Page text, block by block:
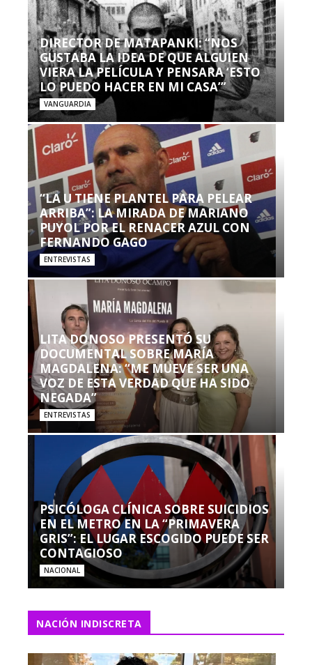
DIRECTOR DE MATAPANKI: “NOS
GUSTABA LA IDEA DE QUE ALGUIEN
VIERA LA PELÍCULA Y PENSARA ‘ESTO
LO PUEDO HACER EN MI CASA’”
VANGUARDIA
“LA U TIENE PLANTEL PARA PELEAR
ARRIBA”: LA MIRADA DE MARIANO
PUYOL POR EL RENACER AZUL CON
FERNANDO GAGO
ENTREVISTAS
LITA DONOSO PRESENTÓ SU
DOCUMENTAL SOBRE MARÍA
MAGDALENA: “ME MUEVE SER UNA
VOZ DE ESTA VERDAD QUE HA SIDO
NEGADA”
ENTREVISTAS
PSICÓLOGA CLÍNICA SOBRE SUICIDIOS
EN EL METRO EN LA “PRIMAVERA
GRIS”: EL LUGAR ESCOGIDO PUEDE SER
CONTAGIOSO
NACIONAL
NACIÓN INDISCRETA